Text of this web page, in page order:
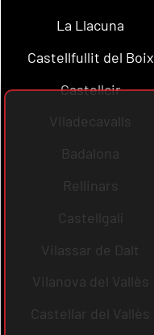
La Llacuna
Castellfullit del Boix
Castellcir
Viladecavalls
Badalona
Rellinars
Castellgalí
Vilassar de Dalt
Vilanova del Vallès
Castellar del Vallès